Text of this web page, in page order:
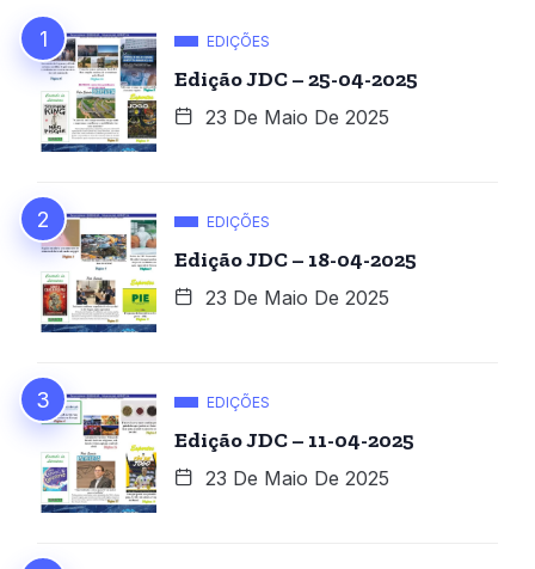
EDIÇÕES
Edição JDC – 25-04-2025
23 De Maio De 2025
EDIÇÕES
Edição JDC – 18-04-2025
23 De Maio De 2025
EDIÇÕES
Edição JDC – 11-04-2025
23 De Maio De 2025